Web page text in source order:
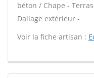
béton / Chape -
Dallage extérieur -
Voir la fiche artisan :